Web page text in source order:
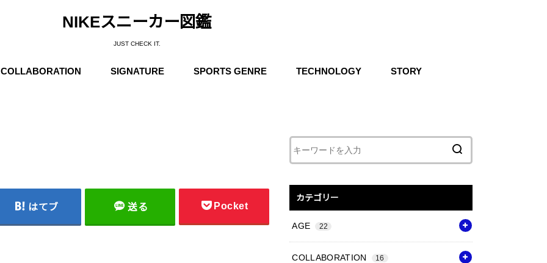
NIKEスニーカー図鑑
JUST CHECK IT.
COLLABORATION SIGNATURE SPORTS GENRE TECHNOLOGY STORY
はてブ 送る Pocket
カテゴリー
AGE 22
COLLABORATION 16